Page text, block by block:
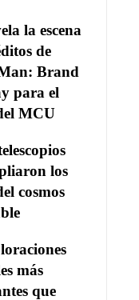
la escena
de
Brand
para el
MCU
los
cosmos
más
que